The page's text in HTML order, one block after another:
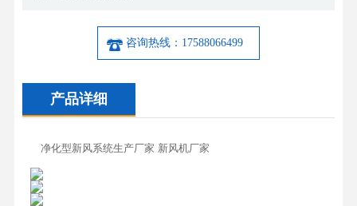
咨询热线：17588066499
产品详细
净化型新风系统生产厂家 新风机厂家